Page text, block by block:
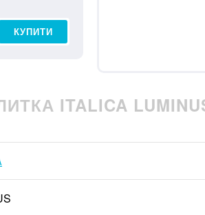
КУПИТИ
ITALICA